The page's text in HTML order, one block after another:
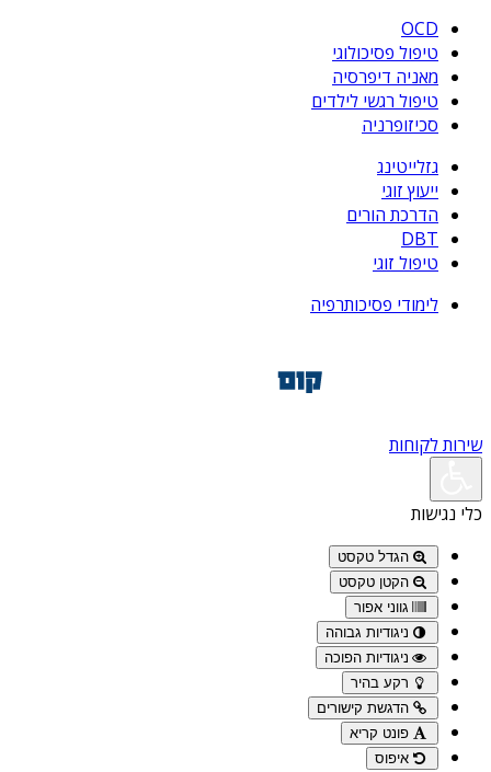
OCD
טיפול פסיכולוגי
מאניה דיפרסיה
טיפול רגשי לילדים
סכיזופרניה
גזלייטינג
ייעוץ זוגי
הדרכת הורים
DBT
טיפול זוגי
לימודי פסיכותרפיה
שירות לקוחות
כלי נגישות
הגדל טקסט
הקטן טקסט
גווני אפור
ניגודיות גבוהה
ניגודיות הפוכה
רקע בהיר
הדגשת קישורים
פונט קריא
איפוס